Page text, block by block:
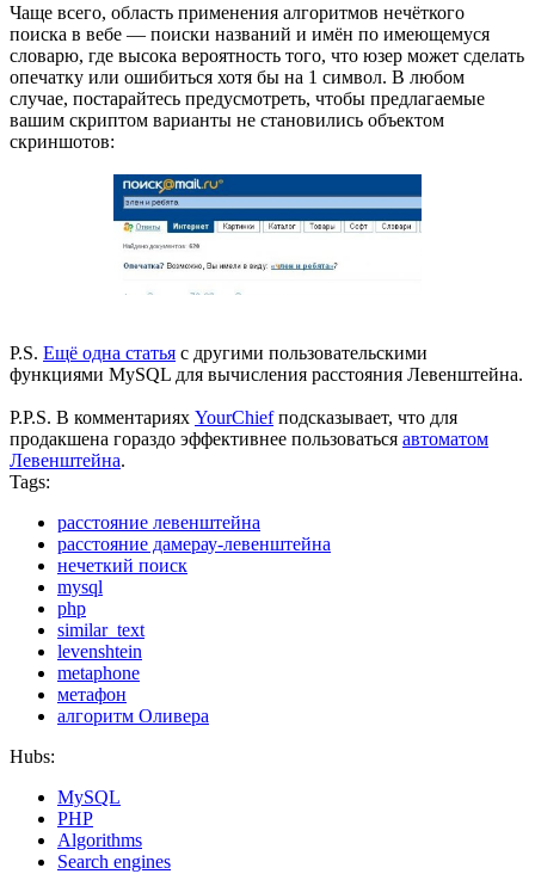
Чаще всего, область применения алгоритмов нечёткого
поиска в вебе — поиски названий и имён по имеющемуся
словарю, где высока вероятность того, что юзер может сделать
опечатку или ошибиться хотя бы на 1 символ. В любом
случае, постарайтесь предусмотреть, чтобы предлагаемые
вашим скриптом варианты не становились объектом
скриншотов:
P.S. Ещё одна статья с другими пользовательскими
функциями MySQL для вычисления расстояния Левенштейна.
P.P.S. В комментариях YourChiefподсказывает, что для
продакшена гораздо эффективнее пользоваться автоматом
Левенштейна.
Tags:
расстояние левенштейна
расстояние дамерау-левенштейна
нечеткий поиск
mysql
php
similar_text
levenshtein
metaphone
метафон
алгоритм Оливера
Hubs:
MySQL
PHP
Algorithms
Search engines